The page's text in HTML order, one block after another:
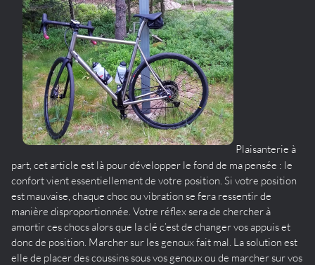
Plaisanterie à
part, cet article est là pour développer le fond de ma pensée : le
confort vient essentiellement de votre position. Si votre position
est mauvaise, chaque choc ou vibration se fera ressentir de
manière disproportionnée. Votre réflex sera de chercher à
amortir ces chocs alors que la clé c’est de changer vos appuis et
donc de position. Marcher sur les genoux fait mal. La solution est
elle de placer des coussins sous vos genoux ou de marcher sur vos